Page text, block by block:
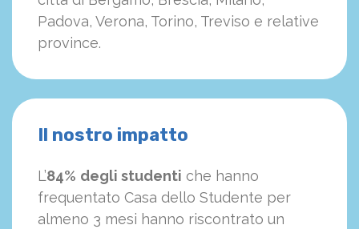
Padova, Verona, Torino, Treviso e relative
province.
Il nostro impatto
L’84% degli studenti che hanno
frequentato Casa dello Studente per
almeno 3 mesi hanno riscontrato un